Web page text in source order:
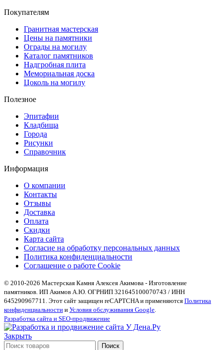
Покупателям
Гранитная мастерская
Цены на памятники
Ограды на могилу
Каталог памятников
Надгробная плита
Мемориальная доска
Цоколь на могилу
Полезное
Эпитафии
Кладбища
Города
Рисунки
Справочник
Информация
О компании
Контакты
Отзывы
Доставка
Оплата
Скидки
Карта сайта
Согласие на обработку персональных данных
Политика конфиденциальности
Соглашение о работе Cookie
© 2010-2026 Мастерская Камня Алексея Акимова - Изготовление
памятников. ИП Акимов А.Ю. ОГРНИП 321645100070743 / ИНН
645290967711. Этот сайт защищен reCAPTCHA и применяются Политика
конфиденциальности и Условия обслуживания Google
Разработка сайта и SEO-продвижение
Закрыть
Поиск